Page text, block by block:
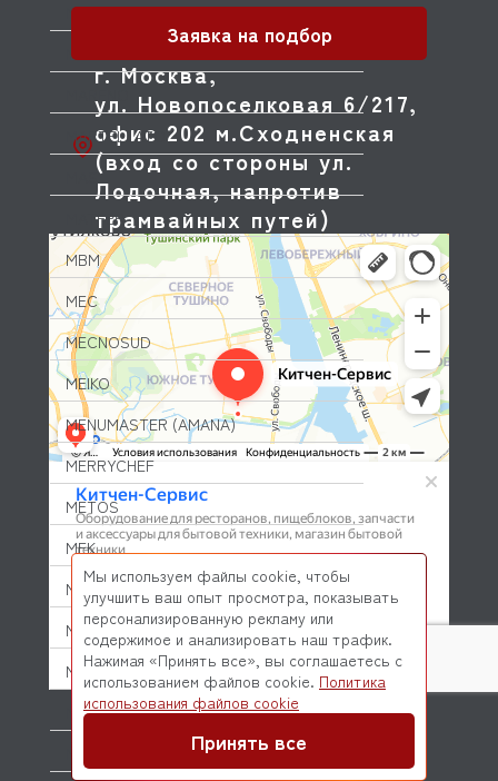
MACO
MANITOWOC
MARTELLATO
MATFER
MBM
MEC
MECNOSUD
MEIKO
MENUMASTER (AMANA)
MERRYCHEF
METOS
MFK
MICRODOS
MINERVA
MIWE
MKN
г. Москва,
ул. Новопоселковая 6/217,
офис 202 м.Сходненская
(вход со стороны ул.
Лодочная, напротив
трамвайных путей)
Заявка на подбор
© 2026 Kitchen-Service.com Интернет-магазин запчастей
и оборудования профессиональной кухни
Мы используем файлы cookie, чтобы
улучшить ваш опыт просмотра, показывать
персонализированную рекламу или
содержимое и анализировать наш трафик.
Нажимая «Принять все», вы соглашаетесь с
использованием файлов cookie. Политика
использования файлов cookie
Принять все